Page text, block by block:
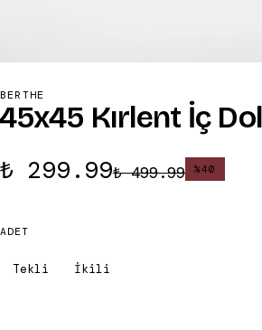
BERTHE
Kırlent İç
₺ 299.99₺ 499.99 %40
ADET
Tekli İkili